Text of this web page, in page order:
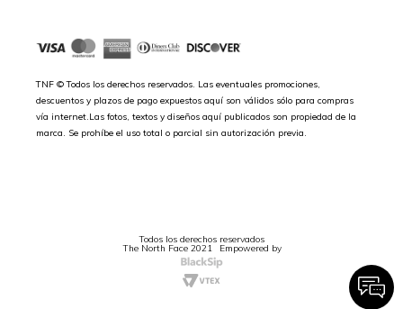
TNF © Todos los derechos reservados. Las eventuales promociones,
descuentos y plazos de pago expuestos aquí son válidos sólo para compras
vía internet.Las fotos, textos y diseños aquí publicados son propiedad de la
marca. Se prohíbe el uso total o parcial sin autorización previa.
Todos los derechos reservados
The North Face 2021 Empowered by